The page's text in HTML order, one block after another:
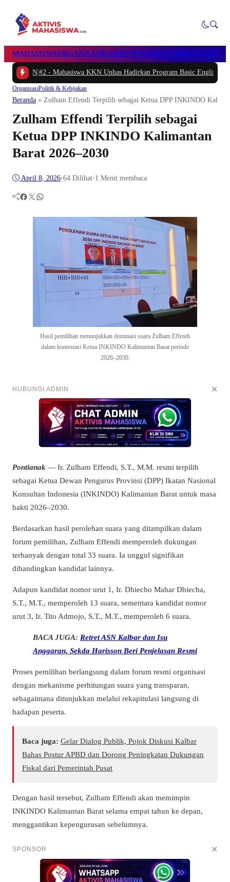
MAHASISWAORGANISASIKAMPUSPENDIDIKANBEASISWA
Mahasiswa KKN Unhas Hadirkan Program Basic English Communication
OrganisasiPolitik & Kebijakan
Beranda » Zulham Effendi Terpilih sebagai Ketua DPP INKINDO
Zulham Effendi Terpilih sebagai
Ketua DPP INKINDO Kalimantan
Barat 2026–2030
April 8, 2026•64 Dilihat•1 Menit membaca
Facebook Twitter WhatsApp
Hasil pemilihan menunjukkan dominasi suara Zulham Effendi
dalam kontestasi Ketua INKINDO Kalimantan Barat periode
2026–2030.
HUBUNGI ADMIN ✕
Pontianak — Ir. Zulham Effendi, S.T., M.M. resmi terpilih
sebagai Ketua Dewan Pengurus Provinsi (DPP) Ikatan Nasional
Konsultan Indonesia (INKINDO) Kalimantan Barat untuk masa
bakti 2026–2030.
Berdasarkan hasil perolehan suara yang ditampilkan dalam
forum pemilihan, Zulham Effendi memperoleh dukungan
terbanyak dengan total 33 suara. Ia unggul signifikan
dibandingkan kandidat lainnya.
Adapun kandidat nomor urut 1, Ir. Dhiecho Mahar Dhiecha,
S.T., M.T., memperoleh 13 suara, sementara kandidat nomor
urut 3, Ir. Tito Admojo, S.T., M.T., memperoleh 6 suara.
BACA JUGA: Retret ASN Kalbar dan Isu
Anggaran, Sekda Harisson Beri Penjelasan Resmi
Proses pemilihan berlangsung dalam forum resmi organisasi
dengan mekanisme perhitungan suara yang transparan,
sebagaimana ditunjukkan melalui rekapitulasi langsung di
hadapan peserta.
Baca juga: Gelar Dialog Publik, Pojok Diskusi Kalbar
Bahas Postur APBD dan Dorong Peningkatan Dukungan
Fiskal dari Pemerintah Pusat
Dengan hasil tersebut, Zulham Effendi akan memimpin
INKINDO Kalimantan Barat selama empat tahun ke depan,
menggantikan kepengurusan sebelumnya.
SPONSOR ✕